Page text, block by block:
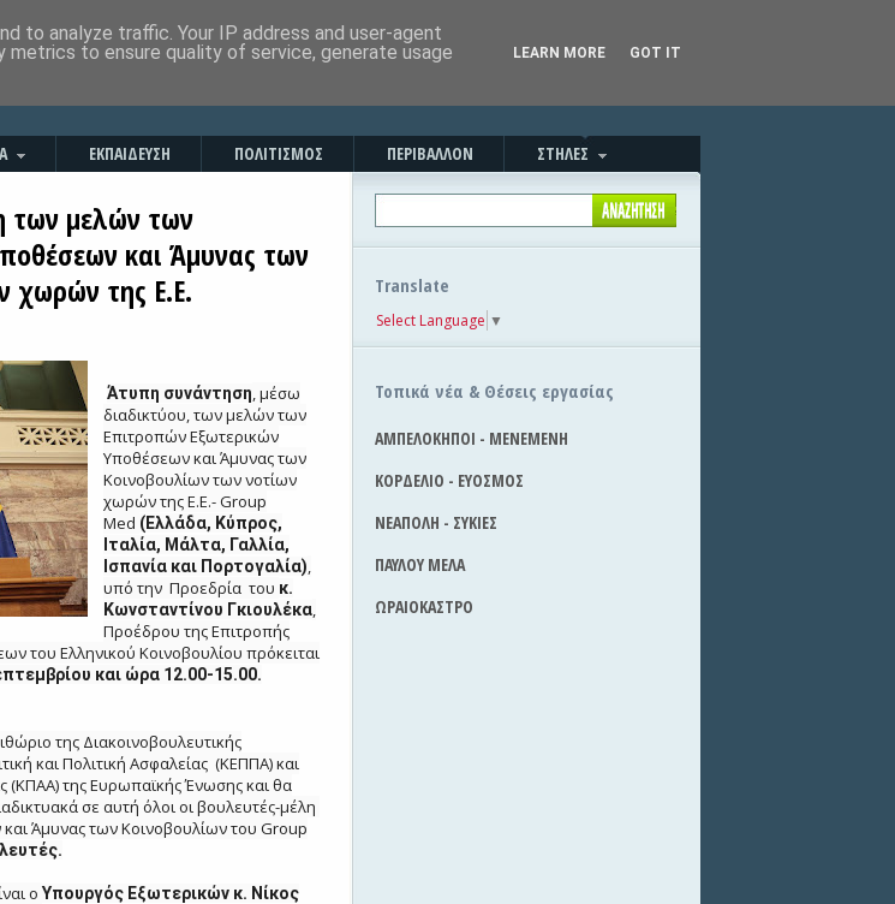
ΕΚΠΑΙΔΕΥΣΗ ΠΟΛΙΤΙΣΜΟΣ ΠΕΡΙΒΑΛΛΟΝ ΣΤΗΛΕΣ
των μελών των
και Άμυνας των
χωρών της Ε.Ε.
Άτυπη συνάντηση, μέσω
διαδικτύου, των μελών των
Επιτροπών Εξωτερικών
Υποθέσεων και Άμυνας των
Κοινοβουλίων των νοτίων
χωρών της Ε.Ε.- Group
Med (Ελλάδα, Κύπρος,
Ιταλία, Μάλτα, Γαλλία,
Ισπανία και Πορτογαλία),
υπό την Προεδρία του κ.
Κωνσταντίνου Γκιουλέκα,
Προέδρου της Επιτροπής
του Ελληνικού Κοινοβουλίου πρόκειται
και ώρα 12.00-15.00.
της Διακοινοβουλευτικής
και Πολιτική Ασφαλείας (ΚΕΠΠΑ) και
(ΚΠΑΑ) της Ευρωπαϊκής Ένωσης και θα
σε αυτή όλοι οι βουλευτές-μέλη
Άμυνας των Κοινοβουλίων του Group
ο Υπουργός Εξωτερικών κ. Νίκος
Translate
Select Language ▼
Τοπικά νέα & Θέσεις εργασίας
ΑΜΠΕΛΟΚΗΠΟΙ - ΜΕΝΕΜΕΝΗ
ΚΟΡΔΕΛΙΟ - ΕΥΟΣΜΟΣ
ΝΕΑΠΟΛΗ - ΣΥΚΙΕΣ
ΠΑΥΛΟΥ ΜΕΛΑ
ΩΡΑΙΟΚΑΣΤΡΟ
to analyze traffic. Your IP address and user-agent
to ensure quality of service, generate usage
LEARN MORE GOT IT